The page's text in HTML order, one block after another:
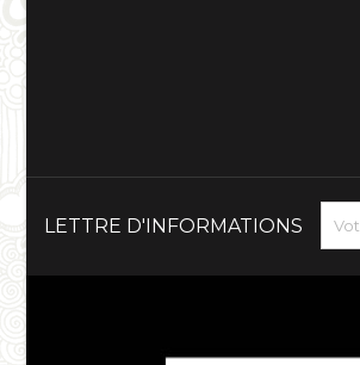
LETTRE D'INFORMATIONS